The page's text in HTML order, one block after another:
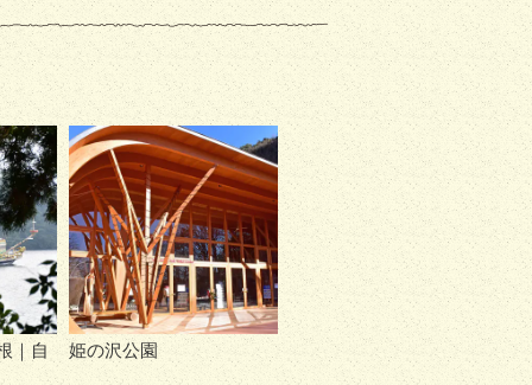
｜自 姫の沢公園